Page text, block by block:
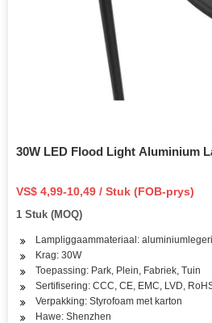
30W LED Flood Light Aluminium
VS$ 4,99-10,49 / Stuk (FOB-prys)
1 Stuk (MOQ)
Lampliggaammateriaal:
Krag: 30W
Toepassing: Park, Plein, Fabriek, Tuin
Sertifisering: CCC, CE, EMC, LVD,
Verpakking: Styrofoam met karton
Hawe: Shenzhen